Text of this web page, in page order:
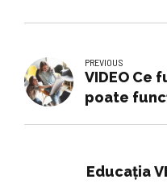
PREVIOUS
VIDEO Ce
poate
să-i facă
implicați
Educația